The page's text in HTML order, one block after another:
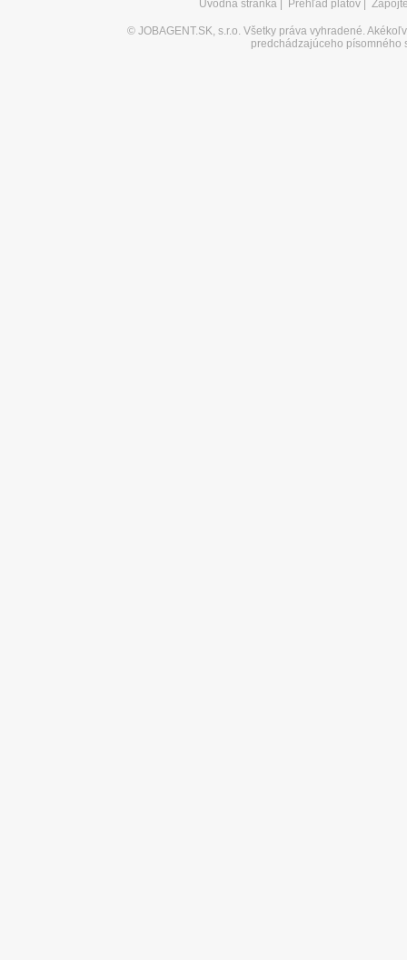
Úvodná stránka | Prehľad platov |
© JOBAGENT.SK, s.r.o. Všetky práva vyhradené.
predchádzajúceho písomného